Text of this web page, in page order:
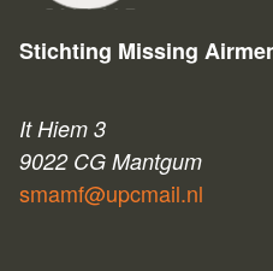
Stichting Missing
It Hiem 3
9022 CG Mantgum
smamf@upcmail.nl